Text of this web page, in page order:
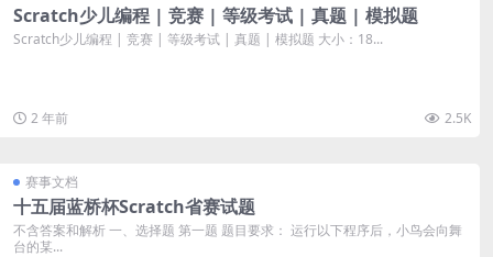
Scratch少儿编程 | 竞赛 | 等级考试 | 真题 | 模拟题
Scratch少儿编程 | 竞赛 | 等级考试 | 真题 | 模拟题 大小：18...
2 年前 2.5K
赛事文档
十五届蓝桥杯Scratch省赛试题
不含答案和解析 一、选择题 第一题 题目要求： 运行以下程序后，小鸟会向舞
台的某...